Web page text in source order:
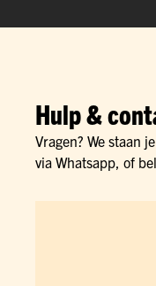
Hulp &
Vragen? We staan
via Whatsapp, of